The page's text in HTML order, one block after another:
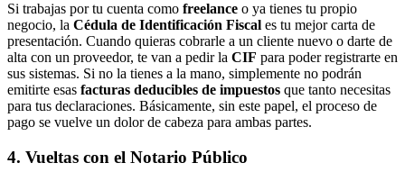
Si trabajas por tu cuenta como freelance o ya tienes tu propio
negocio, la Cédula de Identificación Fiscal es tu mejor carta de
presentación. Cuando quieras cobrarle a un cliente nuevo o darte de
alta con un proveedor, te van a pedir la CIF para poder registrarte en
sus sistemas. Si no la tienes a la mano, simplemente no podrán
emitirte esas facturas deducibles de impuestos que tanto necesitas
para tus declaraciones. Básicamente, sin este papel, el proceso de
pago se vuelve un dolor de cabeza para ambas partes.
4. Vueltas con el Notario Público